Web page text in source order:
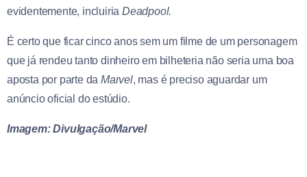
evidentemente, incluiriaDeadpool.
É certo que ficar cinco anos sem um filme de um personagem
que já rendeu tanto dinheiro em bilheteria não seria uma boa
aposta por parte daMarvel, mas é preciso aguardar um
anúncio oficial do estúdio.
Imagem: Divulgação/Marvel